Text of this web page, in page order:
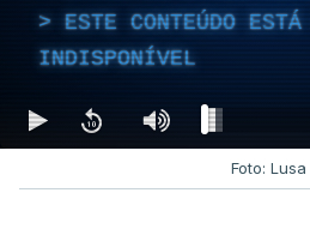
ESTE CONTEÚDO ESTÁ
INDISPONÍVEL
Foto: Lusa